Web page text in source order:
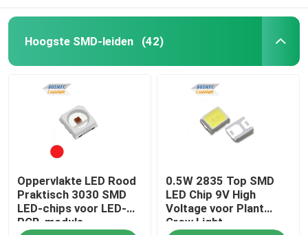
Hoogste SMD-leiden (42)
Oppervlakte LED Rood
Praktisch 3030 SMD
LED-chips voor LED-
PCB-module
0.5W 2835 Top SMD
LED Chip 9V High
Voltage voor Plant
Grow Light